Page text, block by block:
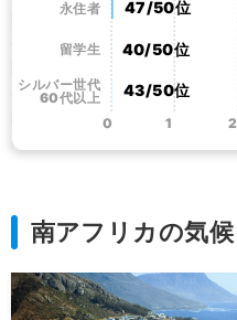
43/50位
40/50位
47/50位
シルバー世代
60代以上
留学生
永住者
0 1 2
南アフリカの気候